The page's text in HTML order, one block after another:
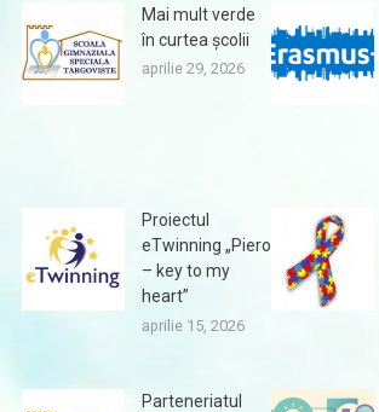
Mai mult verde
în curtea școlii
aprilie 29, 2026
Proiectul
eTwinning „Piero
– key to my
heart”
aprilie 15, 2026
Parteneriatul